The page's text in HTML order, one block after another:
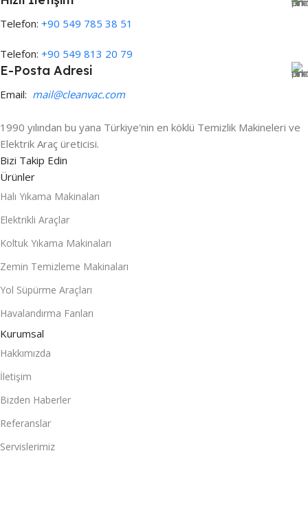
Telefon: +90 549 785 38 51
Telefon: +90 549 813 20 79
E-Posta Adresi
Email: mail@cleanvac.com
1990 yılından bu yana Türkiye'nin en köklü Temizlik Makineleri ve
Elektrik Araç üreticisi.
Bizi Takip Edin
Ürünler
Halı Yıkama Makinaları
Elektrikli Araçlar
Koltuk Yıkama Makinaları
Zemin Temizleme Makinaları
Yol Süpürme Araçları
Havalandırma Fanları
Kurumsal
Hakkımızda
İletişim
Bizden Haberler
Referanslar
Servislerimiz